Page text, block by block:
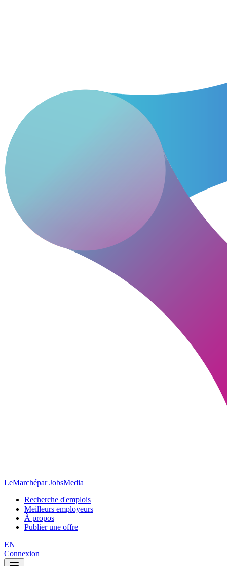
LeMarchépar JobsMedia
Recherche d'emplois
Meilleurs employeurs
À propos
Publier une offre
EN
Connexion